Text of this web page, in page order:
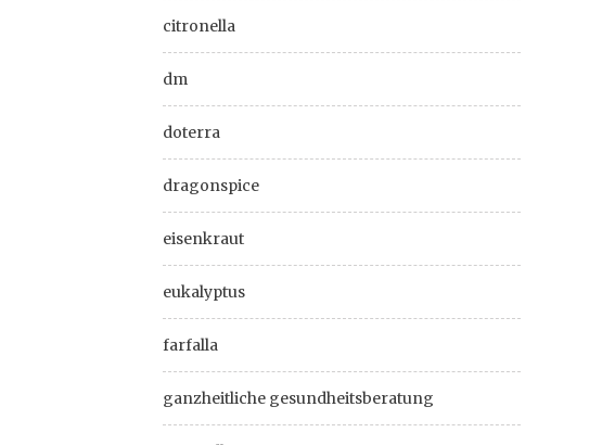
citronella
dm
doterra
dragonspice
eisenkraut
eukalyptus
farfalla
ganzheitliche gesundheitsberatung